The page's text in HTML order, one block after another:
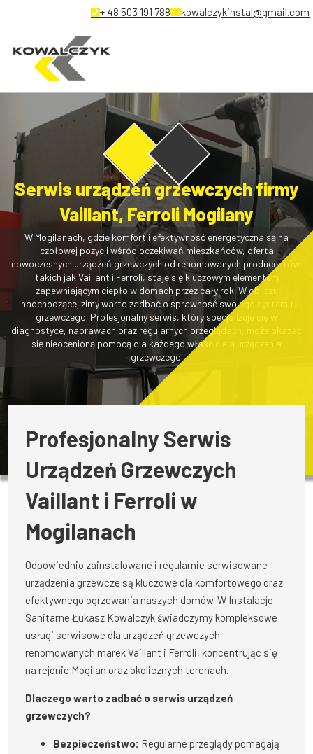
+ 48 503 191 788 kowalczykinstal@gmail.com
Serwis urządzeń grzewczych firmy
Vaillant, Ferroli Mogilany
W Mogilanach, gdzie komfort i efektywność energetyczna są na
czołowej pozycji wśród oczekiwań mieszkańców, oferta
nowoczesnych urządzeń grzewczych od renomowanych producentów,
takich jak Vaillant i Ferroli, staje się kluczowym elementem
zapewniającym ciepło w domach przez cały rok. W obliczu
nadchodzącej zimy warto zadbać o sprawność swojego systemu
grzewczego. Profesjonalny serwis, który specjalizuje się w
diagnostyce, naprawach oraz regularnych przeglądach, może okazać
się nieocenioną pomocą dla każdego właściciela urządzenia
grzewczego.
Profesjonalny Serwis
Urządzeń Grzewczych
Vaillant i Ferroli w
Mogilanach
Odpowiednio zainstalowane i regularnie serwisowane
urządzenia grzewcze są kluczowe dla komfortowego oraz
efektywnego ogrzewania naszych domów. W Instalacje
Sanitarne Łukasz Kowalczyk świadczymy kompleksowe
usługi serwisowe dla urządzeń grzewczych
renomowanych marek Vaillant i Ferroli, koncentrując się
na rejonie Mogilan oraz okolicznych terenach.
Dlaczego warto zadbać o serwis urządzeń
grzewczych?
Bezpieczeństwo: Regularne przeglądy pomagają